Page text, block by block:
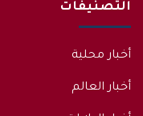
التصنيفات
أخبار محلية
أخبار العالم